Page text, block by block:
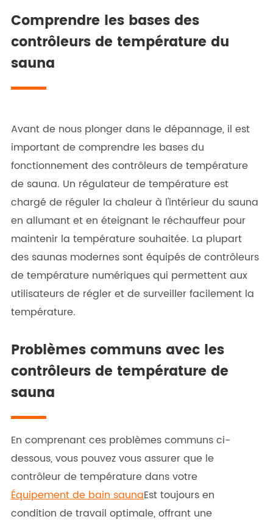
Comprendre les bases des
contrôleurs de température du
sauna
Avant de nous plonger dans le dépannage, il est
important de comprendre les bases du
fonctionnement des contrôleurs de température
de sauna. Un régulateur de température est
chargé de réguler la chaleur à l'intérieur du sauna
en allumant et en éteignant le réchauffeur pour
maintenir la température souhaitée. La plupart
des saunas modernes sont équipés de contrôleurs
de température numériques qui permettent aux
utilisateurs de régler et de surveiller facilement la
température.
Problèmes communs avec les
contrôleurs de température de
sauna
En comprenant ces problèmes communs ci-
dessous, vous pouvez vous assurer que le
contrôleur de température dans votre
Équipement de bain saunaEst toujours en
condition de travail optimale, offrant une